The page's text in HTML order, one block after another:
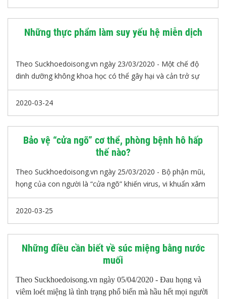
nắm rõ những nguyên tắc sau đây.
Những thực phẩm làm suy yếu hệ miễn dịch
Theo Suckhoedoisong.vn ngày 23/03/2020 - Một chế độ
dinh dưỡng không khoa học có thể gây hại và cản trở sự
phục hồi của hệ miễn dịch.
2020-03-24
Bảo vệ “cửa ngõ” cơ thể, phòng bệnh hô hấp
thế nào?
Theo Suckhoedoisong.vn ngày 25/03/2020 - Bộ phận mũi,
họng của con người là “cửa ngõ” khiến virus, vi khuẩn xâm
nhập dễ dàng nhất vào đường hô hấp. Do đó, để phòng,
chống các bệnh về đường hô hấp việc vệ sinh mũi, họng
gia y tế khuyến cáo để phòng bệnh.
2020-03-25
Những điều cần biết về súc miệng bằng nước
muối
Theo Suckhoedoisong.vn ngày 05/04/2020 - Đau họng và
viêm loét miệng là tình trạng phổ biến mà hầu hết mọi người